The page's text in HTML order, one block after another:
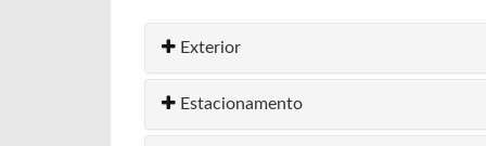
Exterior
Estacionamento